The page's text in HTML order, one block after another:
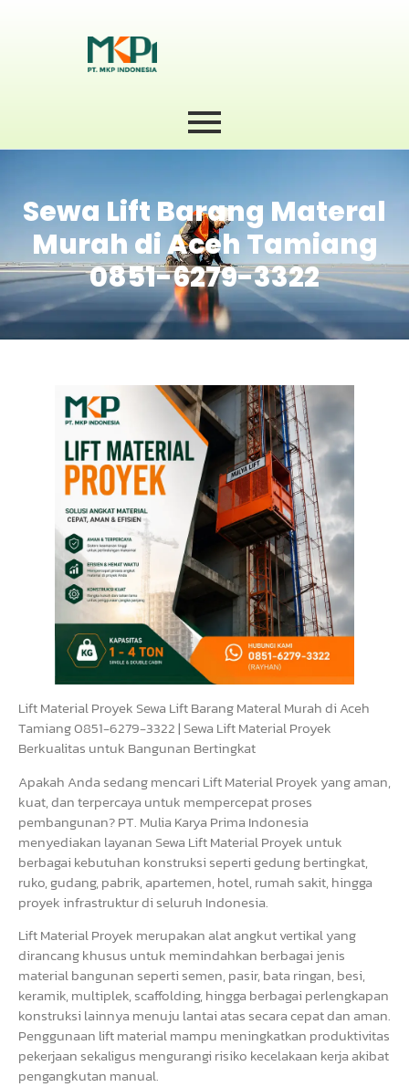
Sewa Lift Barang Materal
Murah di Aceh Tamiang
0851-6279-3322
Lift Material Proyek Sewa Lift Barang Materal Murah di Aceh
Tamiang 0851-6279-3322 | Sewa Lift Material Proyek
Berkualitas untuk Bangunan Bertingkat
Apakah Anda sedang mencari Lift Material Proyek yang aman,
kuat, dan terpercaya untuk mempercepat proses
pembangunan? PT. Mulia Karya Prima Indonesia
menyediakan layanan Sewa Lift Material Proyek untuk
berbagai kebutuhan konstruksi seperti gedung bertingkat,
ruko, gudang, pabrik, apartemen, hotel, rumah sakit, hingga
proyek infrastruktur di seluruh Indonesia.
Lift Material Proyek merupakan alat angkut vertikal yang
dirancang khusus untuk memindahkan berbagai jenis
material bangunan seperti semen, pasir, bata ringan, besi,
keramik, multiplek, scaffolding, hingga berbagai perlengkapan
konstruksi lainnya menuju lantai atas secara cepat dan aman.
Penggunaan lift material mampu meningkatkan produktivitas
pekerjaan sekaligus mengurangi risiko kecelakaan kerja akibat
pengangkutan manual.